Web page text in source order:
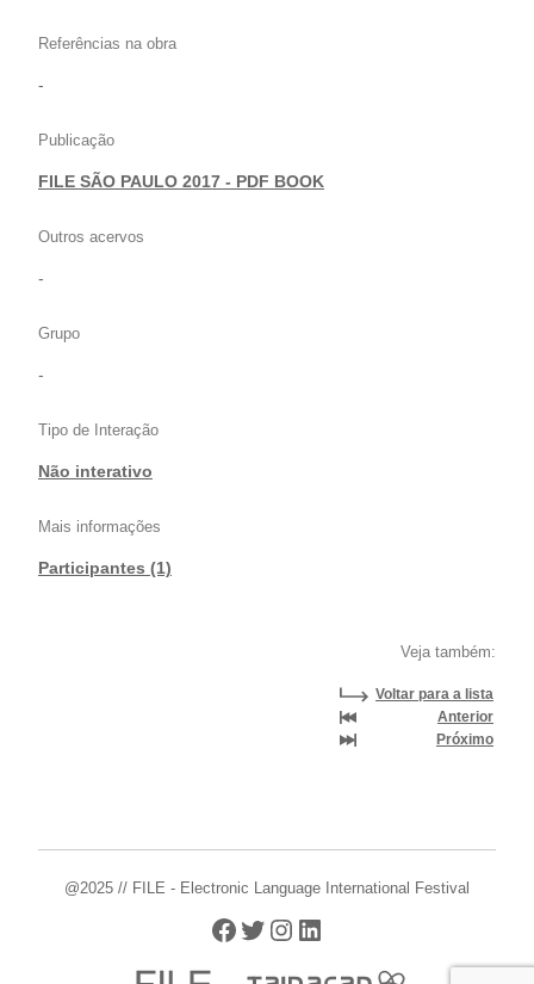
Referências na obra
-
Publicação
FILE SÃO PAULO 2017 - PDF BOOK
Outros acervos
-
Grupo
-
Tipo de Interação
Não interativo
Mais informações
Participantes (1)
Veja também:
Voltar para a lista
Anterior
Próximo
@2025 // FILE - Electronic Language International Festival
Facebook
Twitter
Instagram
LinkedIn